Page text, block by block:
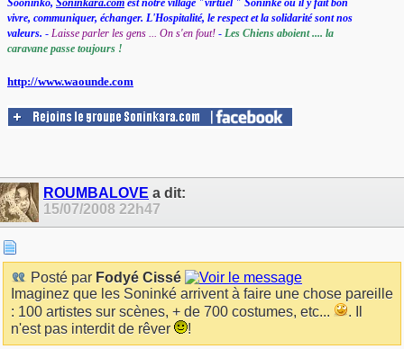
Sooninko, Soninkara.com est notre village "virtuel " Soninké où il y fait bon
vivre, communiquer, échanger. L'Hospitalité, le respect et la solidarité sont nos
valeurs. - Laisse parler les gens ... On s'en fout! - Les Chiens aboient .... la
caravane passe toujours !
http://www.waounde.com
ROUMBALOVE a dit:
15/07/2008 22h47
Posté par Fodyé Cissé
Imaginez que les Soninké arrivent à faire une chose pareille
: 100 artistes sur scènes, + de 700 costumes, etc...
. Il
n'est pas interdit de rêver
!